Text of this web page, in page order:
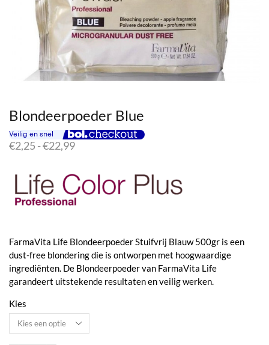
Blondeerpoeder Blue
€2,25 -€22,99Prijsklasse:
€22,99
FarmaVita Life Blondeerpoeder Stuifvrij Blauw 500gr is een
dust-free blondering die is ontworpen met hoogwaardige
ingrediënten. De Blondeerpoeder van FarmaVita Life
garandeert uitstekende resultaten en veilig werken.
Kies